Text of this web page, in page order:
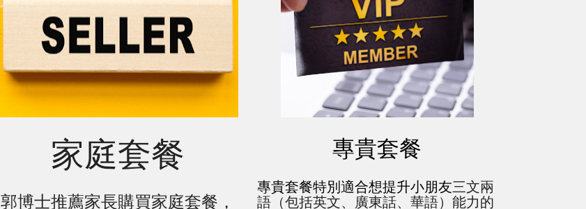
家庭套餐
郭博士推薦家長購買家庭套餐，
專貴套餐
專貴套餐特別適合想提升小朋友三文兩
語（包括英文、廣東話、華語）能力的